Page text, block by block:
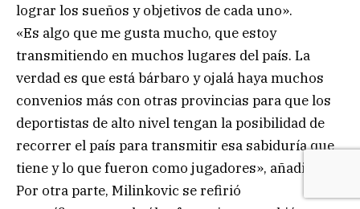
lograr los sueños y objetivos de cada uno».
«Es algo que me gusta mucho, que estoy
transmitiendo en muchos lugares del país. La
verdad es que está bárbaro y ojalá haya muchos
convenios más con otras provincias para que los
deportistas de alto nivel tengan la posibilidad de
recorrer el país para transmitir esa sabiduría que
tiene y lo que fueron como jugadores», añadió.
Por otra parte, Milinkovic se refirió